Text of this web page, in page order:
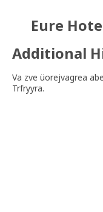
Eure
Additional
Va zve üorejvagrea
Trfryyra.